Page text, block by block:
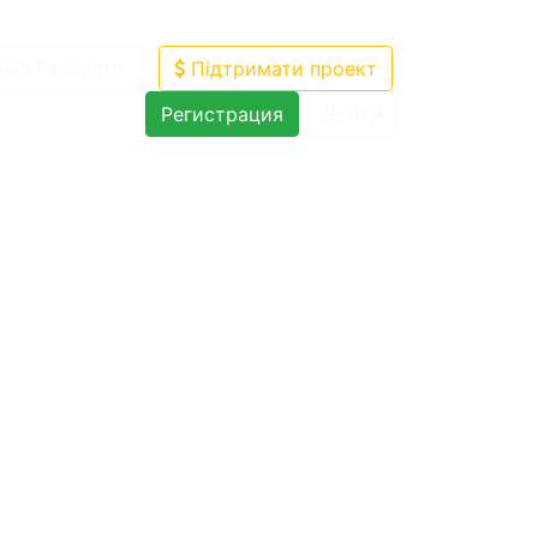
Підтримати проект
Регистрация